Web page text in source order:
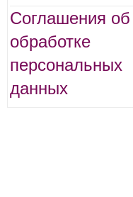
Соглашения об
обработке
персональных
данных